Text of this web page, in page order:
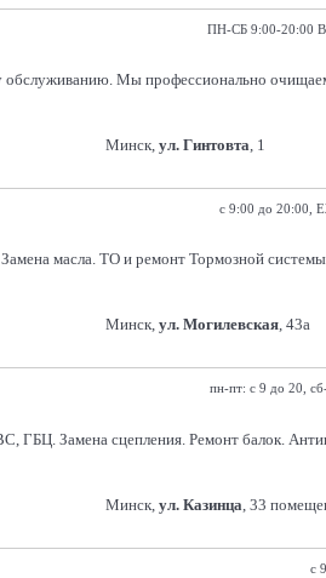
ПН-СБ 9:00-20:00
обслуживанию. Мы профессионально
Минск, ул. Гинтовта, 1
с 9:00 до 20:00,
масла. ТО и ремонт Тормозной
Минск, ул. Могилевская, 43а
пн-пт: с 9 до 20,
ГБЦ. Замена сцепления. Ремонт балок.
Минск, ул. Казинца, 33
с